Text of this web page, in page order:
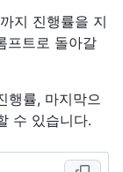
지 진행률을 지
프트로 돌아갈
행률, 마지막으
수 있습니다.